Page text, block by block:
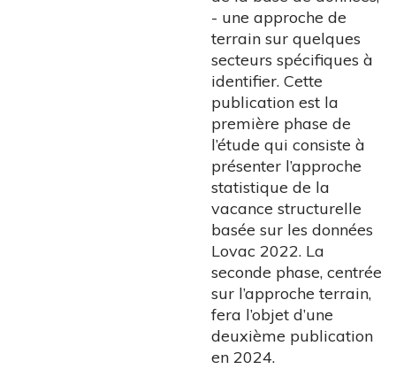
- une approche de
terrain sur quelques
secteurs spécifiques à
identifier. Cette
publication est la
première phase de
l’étude qui consiste à
présenter l’approche
statistique de la
vacance structurelle
basée sur les données
Lovac 2022. La
seconde phase, centrée
sur l’approche terrain,
fera l’objet d’une
deuxième publication
en 2024.